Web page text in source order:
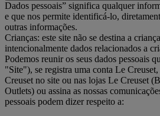
Dados pessoais” significa qualquer
e que nos permite identificá-lo,
outras informações.
Crianças: este site não se destina a
intencionalmente dados relacionados a
Podemos reunir os seus dados pessoais
"Site"), se registra uma conta Le
Creuset no site ou nas lojas Le Creuset
Outlets) ou assina as nossas
pessoais podem dizer respeito a: